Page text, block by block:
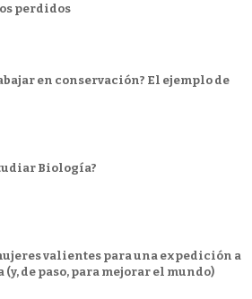
perdidos
en conservación? El ejemplo de
Biología?
valientes para una expedición a
de paso, para mejorar el mundo)